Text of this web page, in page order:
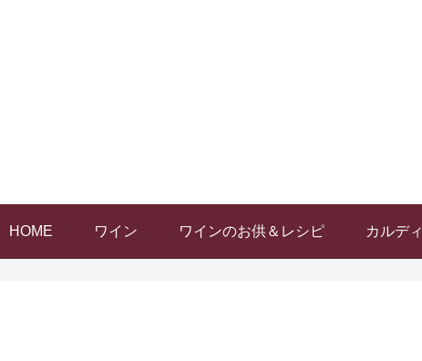
HOME ワイン ワインのお供＆レシピ カルディ